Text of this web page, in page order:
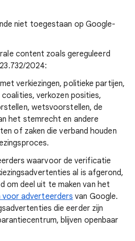
niet toegestaan op Google-
content zoals gereguleerd
2024:
verkiezingen, politieke partijen,
verkozen posities,
wetsvoorstellen, de
het stemrecht en andere
of zaken die verband houden
waarvoor de verificatie
al is afgerond,
om deel uit te maken van het
adverteerders van Google.
die eerder zijn
blijven openbaar